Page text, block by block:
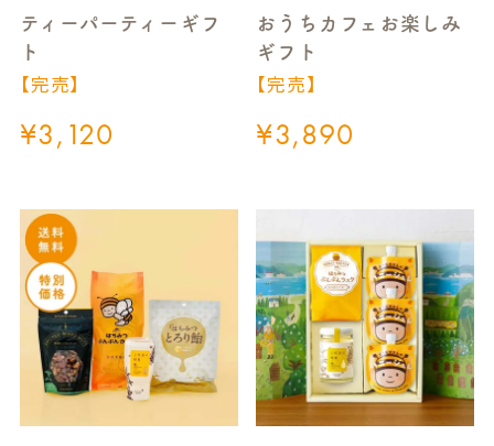
ティーパーティーギフ
ト
【完売】
¥3,120
おうちカフェお楽しみ
ギフト
【完売】
¥3,890